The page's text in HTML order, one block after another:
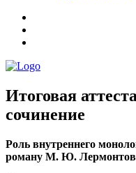
Итоговая
сочинение
Роль внутреннего
роману М. Ю.